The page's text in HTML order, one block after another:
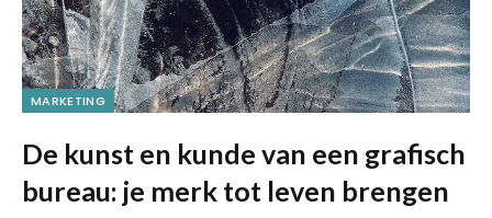
MARKETING
De kunst en kunde van een grafisch
bureau: je merk tot leven brengen